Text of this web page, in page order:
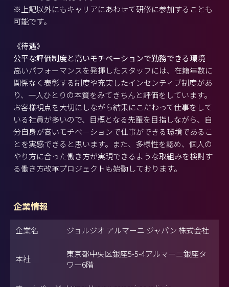
※上記以外にもキャリアにあわせて研修に参加することも
可能です。
《待遇》
公平な評価制度と高いモチベーションで勤務できる環境
高いパフォーマンスを発揮したスタッフには、在籍年数に
関係なく表彰する制度や充実したインセンティブ制度があ
り、一人ひとりの本質をみてきちんと評価をしています。
お客様視点を大切にしながら結果にこだわって仕事をして
いる社員が多いので、目標となる先輩を目指しながら、自
分自身が高いモチベーションで仕事ができる環境であるこ
とを実感できると思います。また、多様性を認め、個人の
やり方に合った働き方が実現できるような取組みを検討す
る働き方改革プロジェクトも始動しております。
企業情報
企業名 ジョルジオ アルマーニ ジャパン 株式会社
本社
東京都中央区銀座5-5-4アルマーニ銀座タ
ワー6階